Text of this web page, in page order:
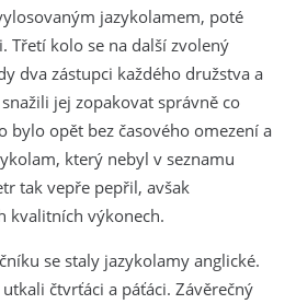
jazykolamem, poté
Třetí kolo se na další zvolený
dva zástupci každého družstva a
jej zopakovat správně co
bylo opět bez časového omezení a
který nebyl v seznamu
tak vepře pepřil, avšak
kvalitních výkonech.
se staly jazykolamy anglické.
čtvrťáci a páťáci. Závěrečný